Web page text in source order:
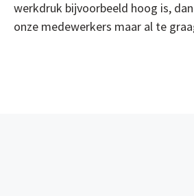
werkdruk bijvoorbeeld hoog is,
onze medewerkers maar al te